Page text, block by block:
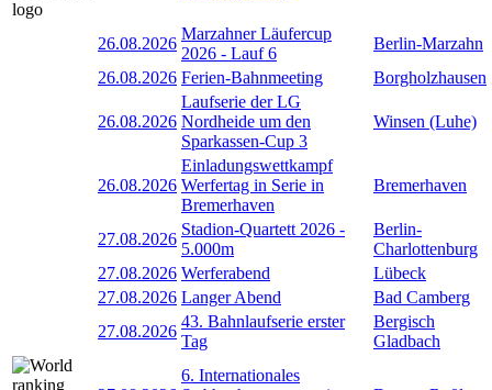
26.08.2026
Marzahner Läufercup
2026 - Lauf 6
Berlin-Marzahn
26.08.2026 Ferien-Bahnmeeting Borgholzhausen
26.08.2026
Laufserie der LG
Nordheide um den
Sparkassen-Cup 3
Winsen (Luhe)
26.08.2026
Einladungswettkampf
Werfertag in Serie in
Bremerhaven
Bremerhaven
27.08.2026
Stadion-Quartett 2026 -
5.000m
Berlin-
Charlottenburg
27.08.2026 Werferabend
Lübeck
27.08.2026 Langer Abend
Bad Camberg
27.08.2026
43. Bahnlaufserie erster
Tag
Bergisch
Gladbach
6. Internationales